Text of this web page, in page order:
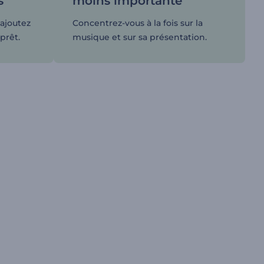
Concentrez-vous à la fois sur la
musique et sur sa présentation.